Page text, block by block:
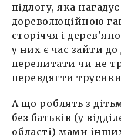
підлогу, яка
дореволюційною
сторіччя і
у них є час зайти до
перепитати чи не
перевдягти
А що роблять з
без батьків (у
області) мами